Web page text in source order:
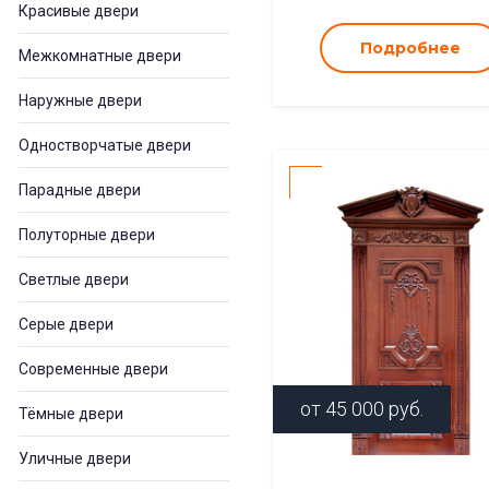
Красивые двери
Межкомнатные двери
Наружные двери
Одностворчатые двери
Парадные двери
Полуторные двери
Светлые двери
Серые двери
Современные двери
Тёмные двери
Уличные двери
Подробнее
от 45 000 руб.